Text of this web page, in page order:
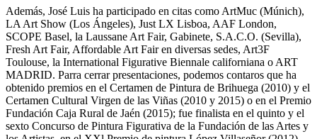
Además, José Luis ha participado en citas como ArtMuc (Múnich),
LA Art Show (Los Ángeles), Just LX Lisboa, AAF London,
SCOPE Basel, la Laussane Art Fair, Gabinete, S.A.C.O. (Sevilla),
Fresh Art Fair, Affordable Art Fair en diversas sedes, Art3F
Toulouse, la International Figurative Biennale californiana o ART
MADRID. Parra cerrar presentaciones, podemos contaros que ha
obtenido premios en el Certamen de Pintura de Brihuega (2010) y el
Certamen Cultural Virgen de las Viñas (2010 y 2015) o en el Premio
Fundación Caja Rural de Jaén (2015); fue finalista en el quinto y el
sexto Concurso de Pintura Figurativa de la Fundación de las Artes y